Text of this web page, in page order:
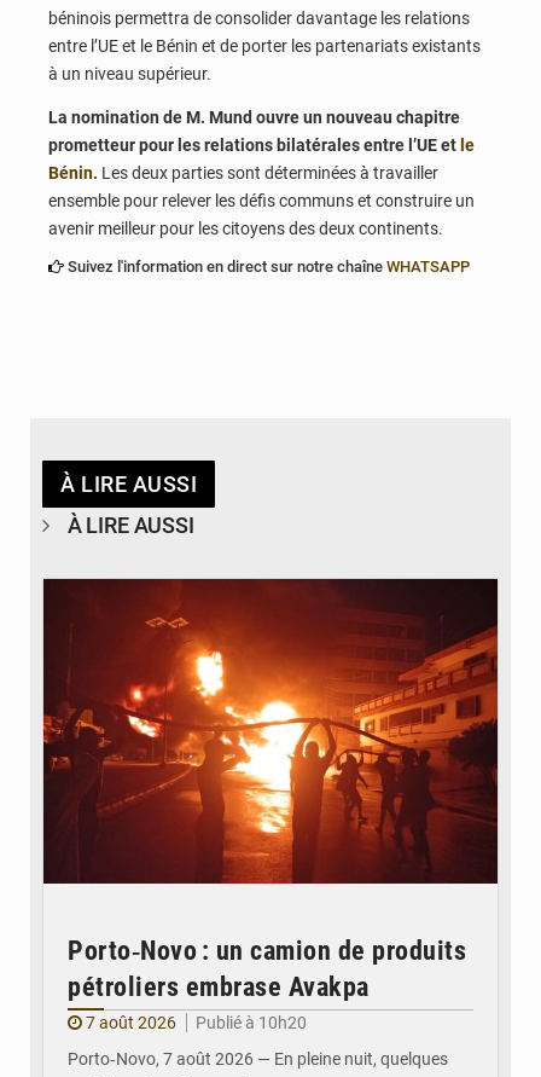
béninois permettra de consolider davantage les relations
entre l’UE et le Bénin et de porter les partenariats existants
à un niveau supérieur.
La nomination de M. Mund ouvre un nouveau chapitre
prometteur pour les relations bilatérales entre l’UE etle
Bénin. Les deux parties sont déterminées à travailler
ensemble pour relever les défis communs et construire un
avenir meilleur pour les citoyens des deux continents.
Suivez l'information en direct sur notre chaîne WHATSAPP
À LIRE AUSSI
À LIRE AUSSI
Porto‑Novo : un camion de produits
pétroliers embrase Avakpa
7 août 2026
Publié à 10h20
Porto‑Novo, 7 août 2026 — En pleine nuit, quelques